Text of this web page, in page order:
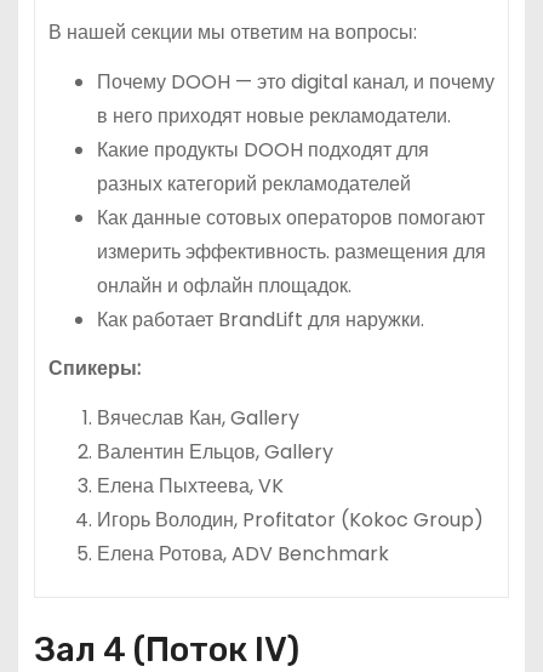
В нашей секции мы ответим на вопросы:
Почему DOOH — это digital канал, и почему
в него приходят новые рекламодатели.
Какие продукты DOOH подходят для
разных категорий рекламодателей
Как данные сотовых операторов помогают
измерить эффективность. размещения для
онлайн и офлайн площадок.
Как работает BrandLift для наружки.
Спикеры:
Вячеслав Кан, Gallery
Валентин Ельцов, Gallery
Елена Пыхтеева, VK
Игорь Володин, Profitator (Kokoc Group)
Елена Ротова, ADV Benchmark
Зал 4 (Поток IV)